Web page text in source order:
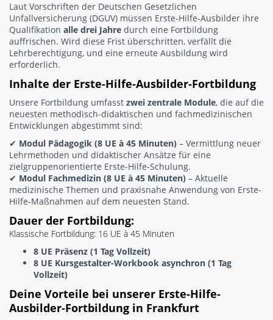
Laut Vorschriften der Deutschen Gesetzlichen
Unfallversicherung (DGUV) müssen Erste-Hilfe-Ausbilder ihre
Qualifikation alle drei Jahre durch eine Fortbildung
auffrischen. Wird diese Frist überschritten, verfällt die
Lehrberechtigung, und eine erneute Ausbildung wird
erforderlich.
Inhalte der Erste-Hilfe-Ausbilder-Fortbildung
Unsere Fortbildung umfasst zwei zentrale Module, die auf die
neuesten methodisch-didaktischen und fachmedizinischen
Entwicklungen abgestimmt sind:
✔ Modul Pädagogik (8 UE à 45 Minuten) – Vermittlung neuer
Lehrmethoden und didaktischer Ansätze für eine
zielgruppenorientierte Erste-Hilfe-Schulung.
✔ Modul Fachmedizin (8 UE à 45 Minuten) – Aktuelle
medizinische Themen und praxisnahe Anwendung von Erste-
Hilfe-Maßnahmen auf dem neuesten Stand.
Dauer der Fortbildung:
Klassische Fortbildung: 16 UE à 45 Minuten
8 UE Präsenz (1 Tag Vollzeit)
8 UE Kursgestalter-Workbook asynchron (1 Tag
Vollzeit)
Deine Vorteile bei unserer Erste-Hilfe-
Ausbilder-Fortbildung in Frankfurt